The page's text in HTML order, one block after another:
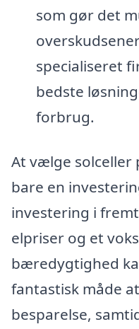
som gør det
specialiseret
bedste
forbrug.
At vælge solceller
bare en
investering i
elpriser og et
bæredygtighed
fantastisk måde
besparelse,